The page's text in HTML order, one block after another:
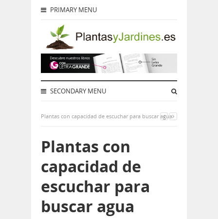
PRIMARY MENU
SECONDARY MENU
Plantas con capacidad de escuchar para buscar agua
Plantas con
capacidad de
escuchar para
buscar agua